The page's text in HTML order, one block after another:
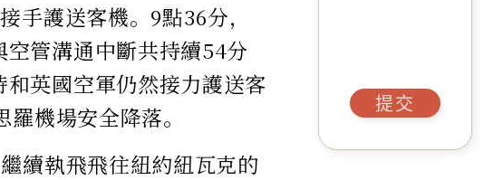
手護送客機。9點36分，
管溝通中斷共持續54分
英國空軍仍然接力護送客
機場安全降落。
續執飛飛往紐約紐瓦克的
提交